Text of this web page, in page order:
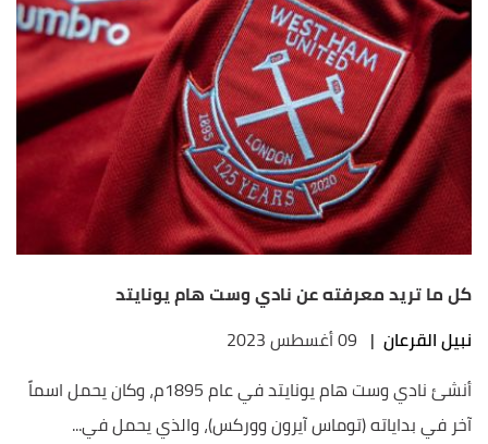
كل ما تريد معرفته عن نادي وست هام يونايتد
نبيل القرعان | 09 أغسطس 2023
أنشئ نادي وست هام يونايتد في عام 1895م، وكان يحمل اسماً
آخر في بداياته (توماس آيرون ووركس)، والذي يحمل في...